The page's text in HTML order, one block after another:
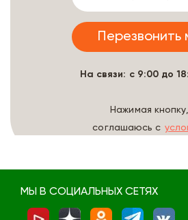
На связи: с 9:00 до
Нажимая
соглашаюсь с
МЫ В СОЦИАЛЬНЫХ СЕТЯХ